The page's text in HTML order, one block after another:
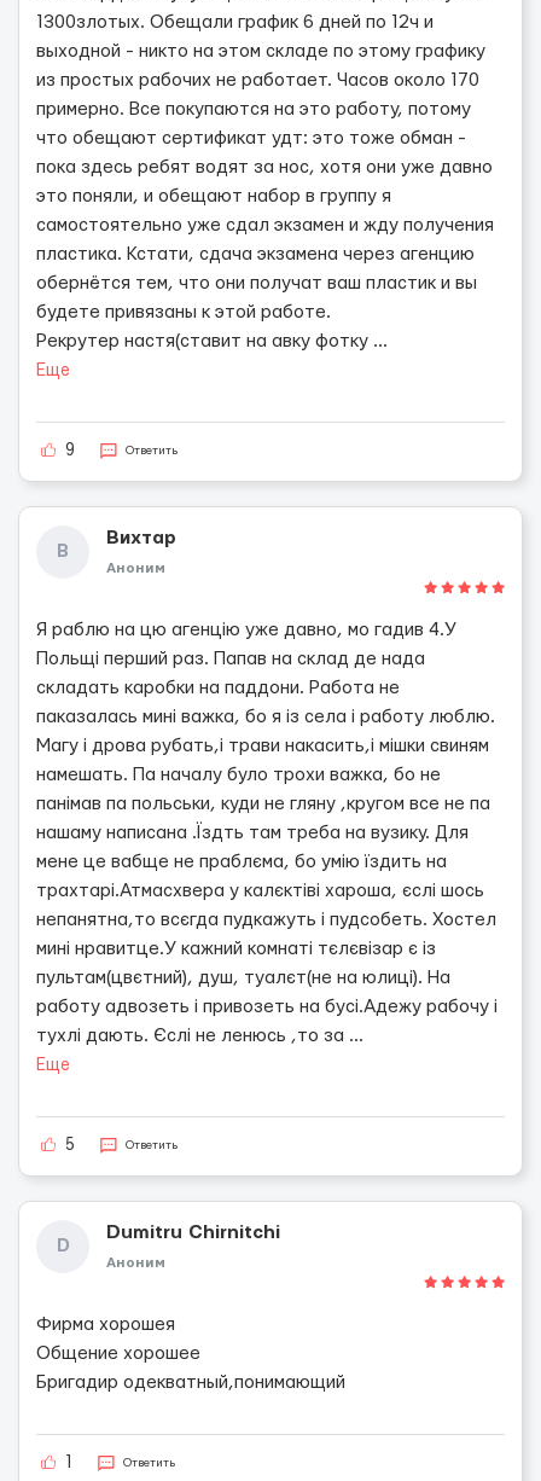
1300злотых. Обещали график 6 дней по 12ч и
выходной - никто на этом складе по этому графику
из простых рабочих не работает. Часов около 170
примерно. Все покупаются на это работу, потому
что обещают сертификат удт: это тоже обман -
пока здесь ребят водят за нос, хотя они уже давно
это поняли, и обещают набор в группу я
самостоятельно уже сдал экзамен и жду получения
пластика. Кстати, сдача экзамена через агенцию
обернётся тем, что они получат ваш пластик и вы
будете привязаны к этой работе.
Рекрутер настя(ставит на авку фотку ...
Еще
9 Ответить
В
Вихтар
Аноним
Я раблю на цю агенцію уже давно, мо гадив 4.У
Польщі перший раз. Папав на склад де нада
складать каробки на паддони. Работа не
паказалась мині важка, бо я із села і работу люблю.
Магу і дрова рубать,і трави накасить,і мішки свиням
намешать. Па началу було трохи важка, бо не
панімав па польськи, куди не гляну ,кругом все не па
нашаму написана .Їздть там треба на вузику. Для
мене це вабще не праблєма, бо умію їздить на
трахтарі.Атмасхвера у калєктіві хароша, єслі шось
непанятна,то всєгда пудкажуть і пудсобеть. Хостел
мині нравитце.У кажний комнаті тєлєвізар є із
пультам(цвєтний), душ, туалєт(не на юлиці). На
работу адвозеть і привозеть на бусі.Адежу рабочу і
тухлі дають. Єслі не ленюсь ,то за ...
Еще
5 Ответить
D
Dumitru Chirnitchi
Аноним
Фирма хорошея
Общение хорошее
Бригадир одекватный,понимающий
Ответить